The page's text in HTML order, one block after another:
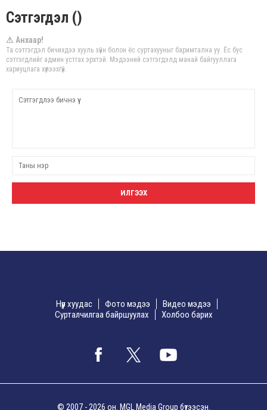
Сэтгэгдэл ()
⚠ Анхаар!
Та сэтгэгдэл бичихдээ хууль зүйн болон ёс суртахууныг баримтална уу. Ёс бус
сэтгэгдлийг админ устгах эрхтэй. Мэдээний сэтгэгдэлд манай байгууллага
хариуцлага хүлээхгүй.
Нүүр хуудас Фото мэдээ
Видео мэдээ
Сурталчилгаа байршуулах
Холбоо барих
© 2007 - 2026 он. MGL Media Group бүтээсэн.